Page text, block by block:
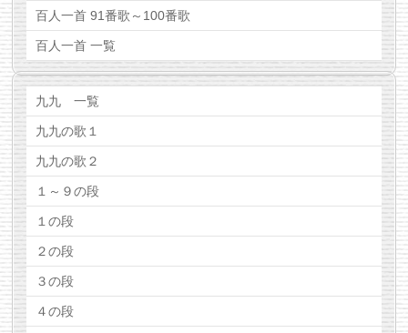
百人一首 91番歌～100番歌
百人一首 一覧
九九 一覧
九九の歌１
九九の歌２
１～９の段
１の段
２の段
３の段
４の段